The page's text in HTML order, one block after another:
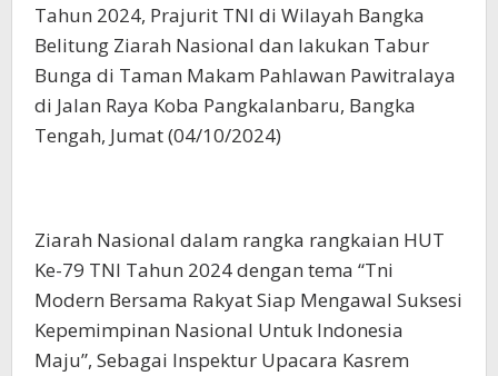
Tahun 2024, Prajurit TNI di Wilayah Bangka
Belitung Ziarah Nasional dan lakukan Tabur
Bunga di Taman Makam Pahlawan Pawitralaya
di Jalan Raya Koba Pangkalanbaru, Bangka
Tengah, Jumat (04/10/2024)
Ziarah Nasional dalam rangka rangkaian HUT
Ke-79 TNI Tahun 2024 dengan tema “Tni
Modern Bersama Rakyat Siap Mengawal Suksesi
Kepemimpinan Nasional Untuk Indonesia
Maju”, Sebagai Inspektur Upacara Kasrem